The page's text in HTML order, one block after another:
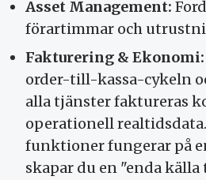
Asset Management:
förartimmar och
Fakturering & Ekonomi:
order-till-kassa-cykeln
alla tjänster faktureras
operationell realtidsdata.
funktioner fungerar på
skapar du en "enda